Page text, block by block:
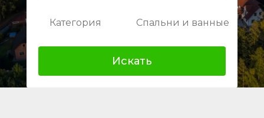
Категория Спальни и ванные
Искать